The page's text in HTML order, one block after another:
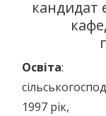
кандидат
Освіта:
1997 рік,